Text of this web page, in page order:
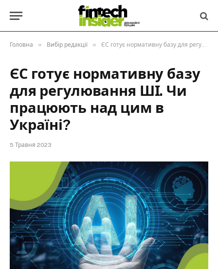
Головна » Вибір редакції » ЄС готує нормативну базу для регулювання ШІ. Чи працюють над цим в Україні?
ЄС готує нормативну базу
для регулювання ШІ. Чи
працюють над цим в
Україні?
5 Травня 2023